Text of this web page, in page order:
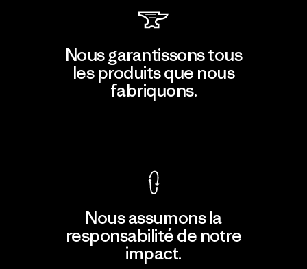
Nous garantissons tous
les produits que nous
fabriquons.
Nous assumons la
responsabilité de notre
impact.